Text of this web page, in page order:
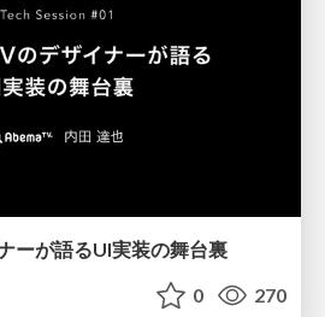
ーが語るUI実装の舞台裏
0 270